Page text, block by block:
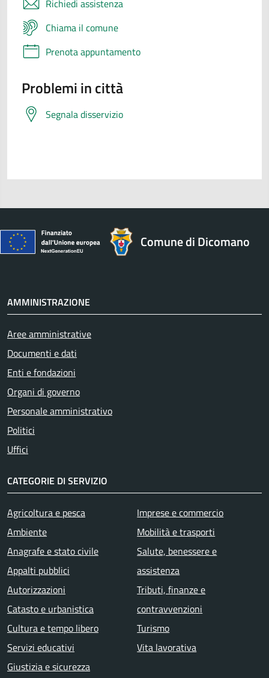
Richiedi assistenza
Chiama il comune
Prenota appuntamento
Problemi in città
Segnala disservizio
Comune di Dicomano
AMMINISTRAZIONE
Aree amministrative
Documenti e dati
Enti e fondazioni
Organi di governo
Personale amministrativo
Politici
Uffici
CATEGORIE DI SERVIZIO
Agricoltura e pesca
Ambiente
Anagrafe e stato civile
Appalti pubblici
Autorizzazioni
Catasto e urbanistica
Cultura e tempo libero
Servizi educativi
Giustizia e sicurezza
Imprese e commercio
Mobilità e trasporti
Salute, benessere e
assistenza
Tributi, finanze e
contravvenzioni
Turismo
Vita lavorativa